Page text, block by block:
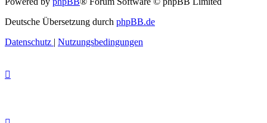
Deutsche Übersetzung durch phpBB.de
Datenschutz | Nutzungsbedingungen